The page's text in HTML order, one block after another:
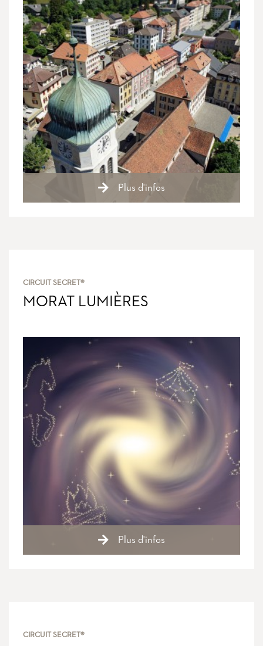
Plus d'infos
CIRCUIT SECRET®
MORAT LUMIÈRES
Plus d'infos
CIRCUIT SECRET®